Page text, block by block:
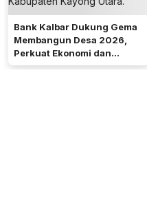
Bank Kalbar Dukung Gema
Membangun Desa 2026,
Perkuat Ekonomi dan
Kemandirian Desa di Kalbar